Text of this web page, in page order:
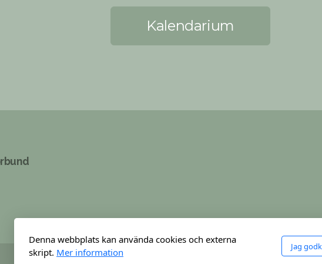
Kalendarium
Denna webbplats kan använda cookies och externa
skript. Mer information
Jag